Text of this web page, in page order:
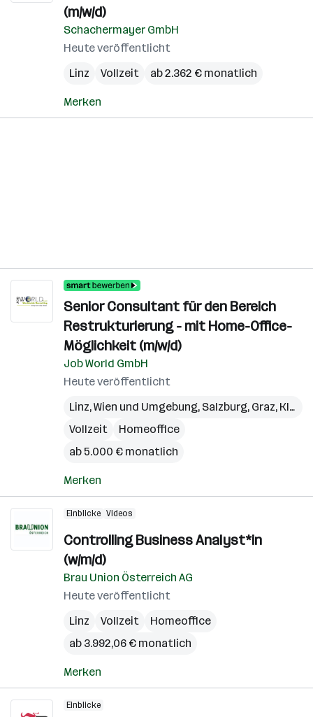
(m/w/d)
Schachermayer GmbH
Heute veröffentlicht
Linz
Vollzeit ab 2.362 € monatlich
Merken
Senior Consultant für den Bereich
Restrukturierung - mit Home-Office-
Möglichkeit (m/w/d)
Job World GmbH
Heute veröffentlicht
Linz,Wien und Umgebung, Salzburg, Graz, Klagenfurt
Vollzeit
Homeoffice
ab 5.000 € monatlich
Merken
Einblicke Videos
Controlling Business Analyst*in
(w/m/d)
Brau Union Österreich AG
Heute veröffentlicht
Linz
Vollzeit
Homeoffice
ab 3.992,06 € monatlich
Merken
Einblicke